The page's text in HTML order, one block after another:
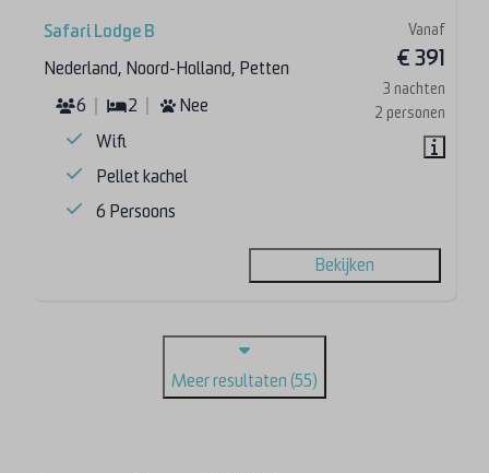
Vanaf
€ 391
3 nachten
2 personen
Safari Lodge B
Nederland, Noord-Holland, Petten
6
2
Nee
Wifi
Pellet kachel
6 Persoons
Bekijken
Meer resultaten (55)